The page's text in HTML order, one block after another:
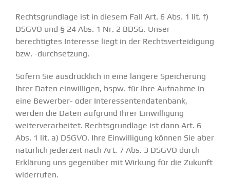
Rechtsgrundlage ist in diesem Fall Art. 6 Abs. 1 lit. f)
DSGVO und § 24 Abs. 1 Nr. 2 BDSG. Unser
berechtigtes Interesse liegt in der Rechtsverteidigung
bzw. -durchsetzung.
Sofern Sie ausdrücklich in eine längere Speicherung
Ihrer Daten einwilligen, bspw. für Ihre Aufnahme in
eine Bewerber- oder Interessentendatenbank,
werden die Daten aufgrund Ihrer Einwilligung
weiterverarbeitet. Rechtsgrundlage ist dann Art. 6
Abs. 1 lit. a) DSGVO. Ihre Einwilligung können Sie aber
natürlich jederzeit nach Art. 7 Abs. 3 DSGVO durch
Erklärung uns gegenüber mit Wirkung für die Zukunft
widerrufen.